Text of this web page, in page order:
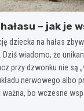
– jak je
dziecka na hałas
wiadomo, że
przy dzwonku nie są
nerwowego albo
ważna, bo wczesne